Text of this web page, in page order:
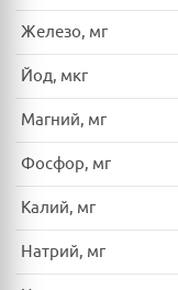
Железо, мг
Йод, мкг
Магний, мг
Фосфор, мг
Калий, мг
Натрий, мг